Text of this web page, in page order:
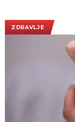
ZDRAVLJE